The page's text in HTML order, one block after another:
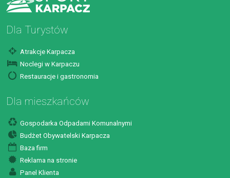
Dla Turystów
Atrakcje Karpacza
Noclegi w Karpaczu
Restauracje i gastronomia
Dla mieszkańców
Gospodarka Odpadami Komunalnymi
Budżet Obywatelski Karpacza
Baza firm
Reklama na stronie
Panel Klienta